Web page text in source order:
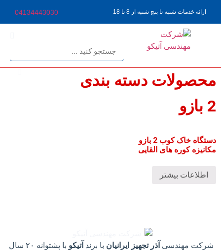
ارائه خدمات شنبه تا پنج شنبه از 8 تا 18 04134443030
محصولات دسته بندی
2 بازو
دستگاه خاک کوب 2 بازو
مکانیزه کوره های القایی
اطلاعات بیشتر
شرکت مهندسی آذر تجهیز ایرانیان با برند آتیکو
با پشتوانه ۲۰ سال